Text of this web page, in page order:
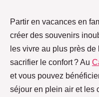
Partir en vacances en
créer des souvenirs
les vivre au plus près
sacrifier le confort ? Au
et vous pouvez
séjour en plein air et les